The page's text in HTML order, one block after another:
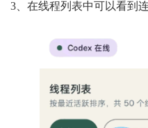
3、在线程列表中可以看到